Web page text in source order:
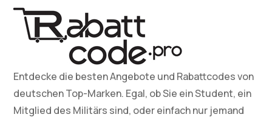
Entdecke die besten Angebote und Rabattcodes von
deutschen Top-Marken. Egal, ob Sie ein Student, ein
Mitglied des Militärs sind, oder einfach nur jemand